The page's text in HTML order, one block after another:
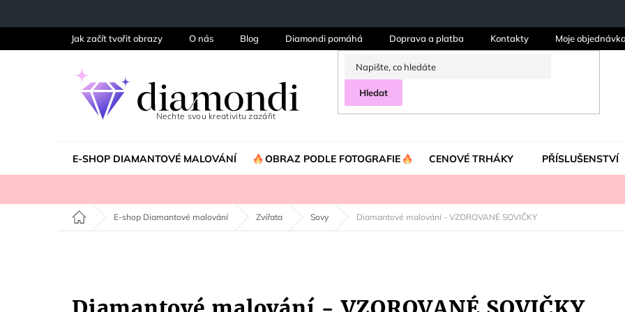
Jak začít tvořit obrazy O nás Blog Diamondi pomáhá Doprava a platba Kontakty Moje
Hledat
E-SHOP DIAMANTOVÉ MALOVÁNÍ OBRAZ PODLE FOTOGRAFIE CENOVÉ TRHÁKY PŘÍSLUŠENSTVÍ
Domů E-shop Diamantové malování Zvířata Sovy Diamantové malování - VZOROVANÉ SOVIČKY